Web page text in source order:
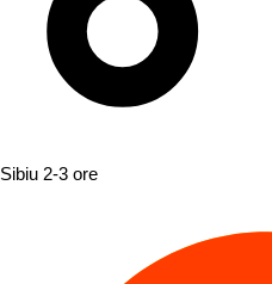
Sibiu 2-3 ore